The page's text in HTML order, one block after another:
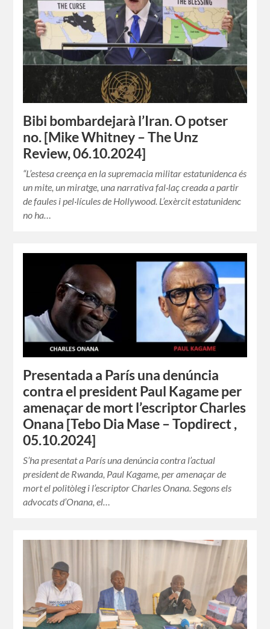
Bibi bombardejarà l’Iran. O potser
no. [Mike Whitney – The Unz
Review, 06.10.2024]
“L’estesa creença en la supremacia militar estatunidenca és
un mite, un miratge, una narrativa fal·laç creada a partir
de faules i pel·lícules de Hollywood. L’exèrcit estatunidenc
no ha…
Presentada a París una denúncia
contra el president Paul Kagame per
amenaçar de mort l’escriptor Charles
Onana [Tebo Dia Mase – Topdirect ,
05.10.2024]
S’ha presentat a París una denúncia contra l’actual
president de Rwanda, Paul Kagame, per amenaçar de
mort el politòleg i l’escriptor Charles Onana. Segons els
advocats d’Onana, el…